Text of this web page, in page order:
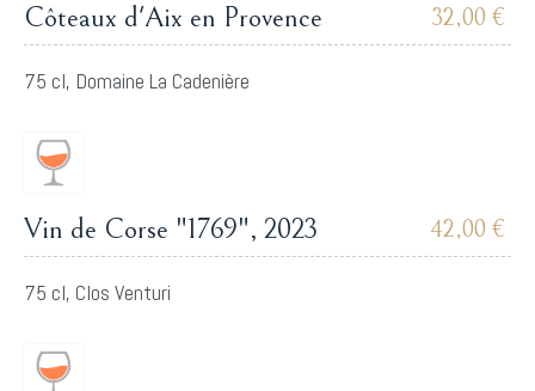
Côteaux d'Aix en Provence 32,00 €
75 cl, Domaine La Cadenière
Vin de Corse "1769", 2023 42,00 €
75 cl, Clos Venturi